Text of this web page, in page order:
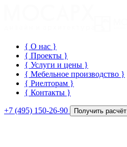
{ О нас }
{ Проекты }
{ Услуги и цены }
{ Мебельное производство }
{ Риелторам }
{ Контакты }
+7 (495) 150-26-90 Получить расчёт